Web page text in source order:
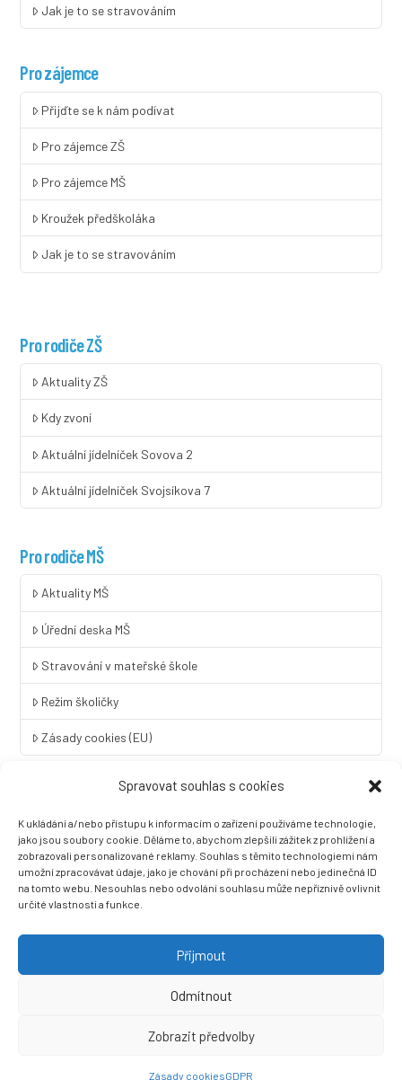
Spravovat souhlas s cookies
K ukládání a/nebo přístupu k informacím o zařízení používáme technologie,
jako jsou soubory cookie. Děláme to, abychom zlepšili zážitek z prohlížení a
zobrazovali personalizované reklamy. Souhlas s těmito technologiemi nám
umožní zpracovávat údaje, jako je chování při procházení nebo jedinečná ID
na tomto webu. Nesouhlas nebo odvolání souhlasu může nepříznivě ovlivnit
určité vlastnosti a funkce.
Přijmout
Odmítnout
Zobrazit předvolby
Zásady cookiesGDPR
Jak je to se stravováním
Pro zájemce
Přijďte se k nám podívat
Pro zájemce ZŠ
Pro zájemce MŠ
Kroužek předškoláka
Jak je to se stravováním
Pro rodiče ZŠ
Aktuality ZŠ
Kdy zvoní
Aktuální jídelníček Sovova 2
Aktuální jídelníček Svojsíkova 7
Pro rodiče MŠ
Aktuality MŠ
Úřední deska MŠ
Stravování v mateřské škole
Režim školičky
Zásady cookies (EU)
LINGUA UNIVERSAL soukromá základní škola a mateřská škola
s.r.o.
Sovova 2
412 01 Litoměřice
+420 416 733 690
datová schránka: 3vnipkd
Než zazvoní, s.r.o.